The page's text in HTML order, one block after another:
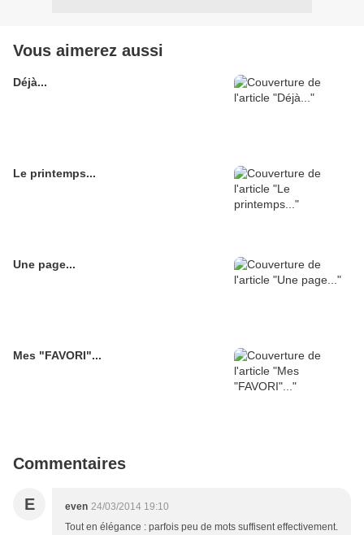
Vous aimerez aussi
Déjà...
Le printemps...
Une page...
Mes "FAVORI"...
Commentaires
E even 24/03/2014 19:10
Tout en élégance : parfois peu de mots suffisent effectivement.